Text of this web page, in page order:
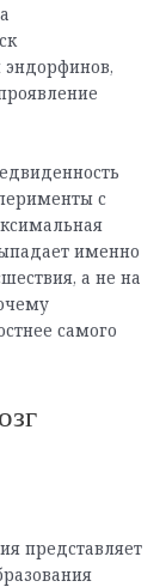
эндорфинов,
с
именно
а не на
самого
представляет